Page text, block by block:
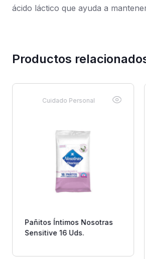
ácido láctico que ayuda a
Productos
Cuidado Personal
Pañitos Íntimos Nosotras
Sensitive 16 Uds.